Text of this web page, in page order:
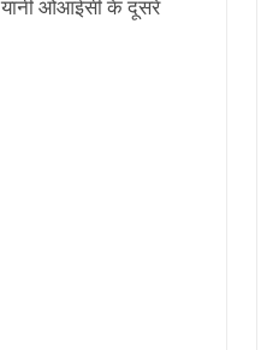
यानी ओआईसी के दूसरे